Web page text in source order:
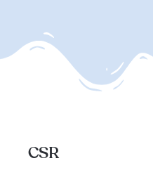
CSR